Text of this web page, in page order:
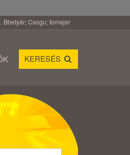
Bbetyár; Csogu; tomajer
KERESÉS